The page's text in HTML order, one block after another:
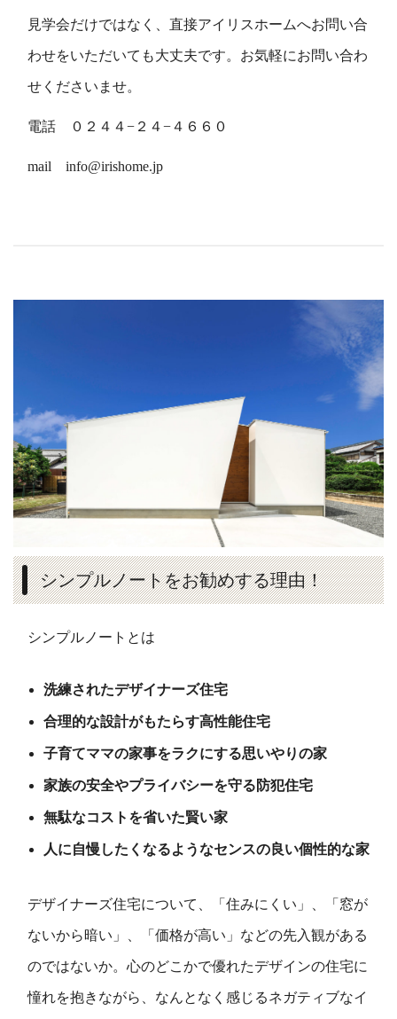
見学会だけではなく、直接アイリスホームへお問い合
わせをいただいても大丈夫です。お気軽にお問い合わ
せくださいませ。
電話 ０２４４−２４−４６６０
mail info@irishome.jp
シンプルノートをお勧めする理由！
シンプルノートとは
洗練されたデザイナーズ住宅
合理的な設計がもたらす高性能住宅
子育てママの家事をラクにする思いやりの家
家族の安全やプライバシーを守る防犯住宅
無駄なコストを省いた賢い家
人に自慢したくなるようなセンスの良い個性的な家
デザイナーズ住宅について、「住みにくい」、「窓が
ないから暗い」、「価格が高い」などの先入観がある
のではないか。心のどこかで優れたデザインの住宅に
憧れを抱きながら、なんとなく感じるネガティブなイ